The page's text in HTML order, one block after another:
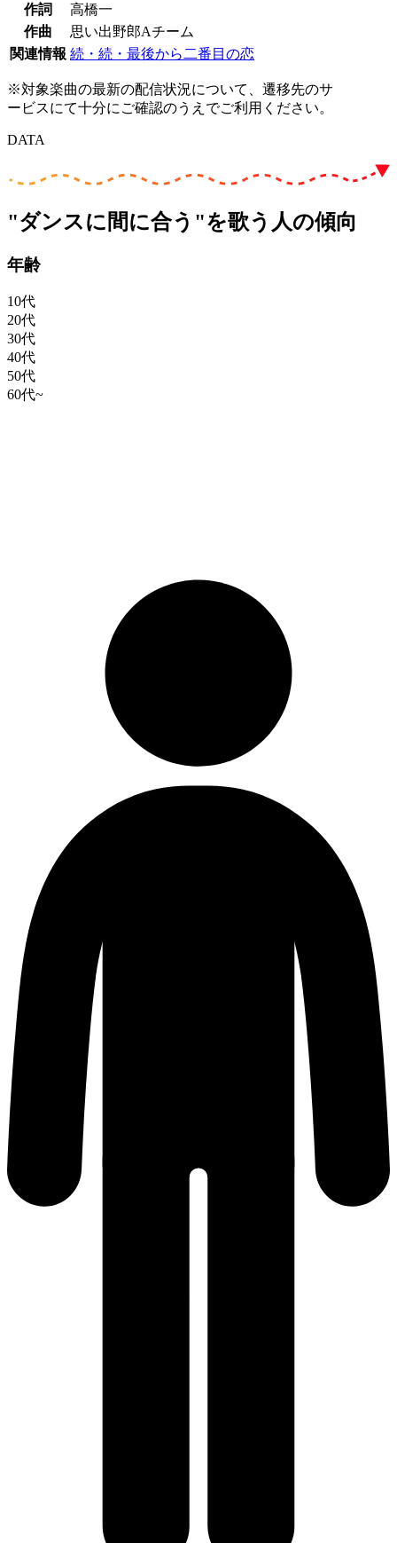
作詞
高橋一
作曲
思い出野郎Aチーム
関連情報 続・続・最後から二番目の恋
※対象楽曲の最新の配信状況について、遷移先のサ
ービスにて十分にご確認のうえでご利用ください。
DATA
"ダンスに間に合う"を歌う人の傾向
年齢
10代
20代
30代
40代
50代
60代~